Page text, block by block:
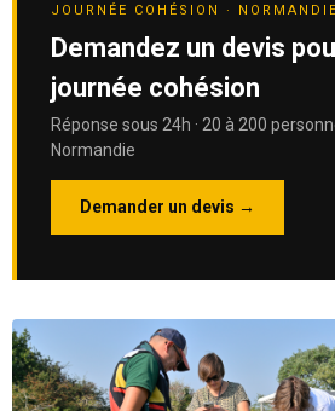
JOURNÉE COHÉSION · NORMANDIE
Demandez un devis
journée cohésion
Réponse sous 24h · 20 à 200
Normandie
Demander un devis →